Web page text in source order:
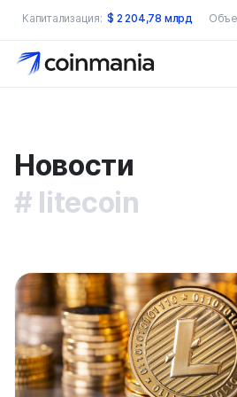
Капитализация: $ 2 204,78 млрд
Новости
litecoin